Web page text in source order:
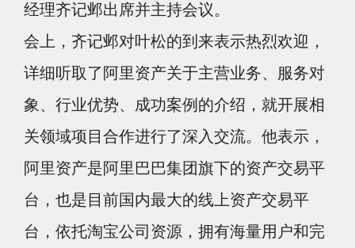
经理齐记邺出席并主持会议。
会上，齐记邺对叶松的到来表示热烈欢迎，
详细听取了阿里资产关于主营业务、服务对
象、行业优势、成功案例的介绍，就开展相
关领域项目合作进行了深入交流。他表示，
阿里资产是阿里巴巴集团旗下的资产交易平
台，也是目前国内最大的线上资产交易平
台，依托淘宝公司资源，拥有海量用户和完